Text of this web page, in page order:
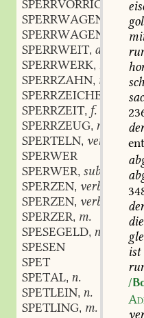
SPERRWAGEN
SPERRWAGENWEIT,
SPERRWEIT, adj.
SPERRWERK, n.
SPERRZAHN, m.
SPERRZEICHEN
SPERRZEIT, f.
SPERRZEUG, n.
SPERTELN, verb.
SPERWER
SPERWER, subst.
SPERZEN, verb.
SPERZEN, verb.
SPERZER, m.
SPESEGELD, n.
SPESEN
SPET
SPETAL, n.
SPETLEIN, n.
SPETLING, m.
ist
/